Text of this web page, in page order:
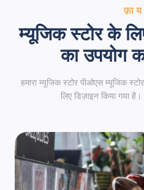
म्यूजिक स्टोर के
का उपयोग
हमारा म्यूजिक स्टोर पीओएस म्यूजिक
लिए डिज़ाइन किया गया